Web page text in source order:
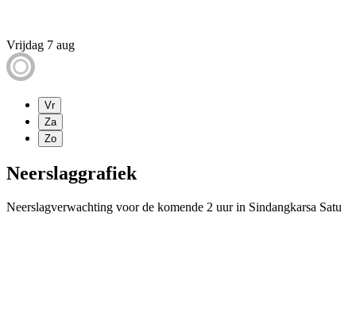
Vrijdag 7 aug
Vr
Za
Zo
Neerslaggrafiek
Neerslagverwachting voor de komende 2 uur in Sindangkarsa Satu